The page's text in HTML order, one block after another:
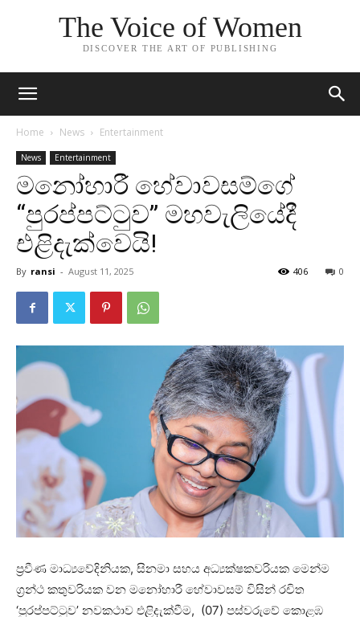
The Voice of Women
DISCOVER THE ART OF PUBLISHING
Home News Entertainment
News Entertainment
මනෝහාරී හේවාවසම්ගේ
“පුරප්පට්ටුව” මහවැලියේදී
එළිදැක්වෙයි!
By ransi - August 11, 2025 0
406
ප්‍රවීණ මාධ්‍යවේදිනියක, සිනමා සහය අධ්‍යක්ෂකවරියක මෙන්ම
ග්‍රන්ථ කතුවරියක වන මනෝහාරී හේවාවසම් විසින් රචිත
‘පුරප්පට්ටුව’ නවකථාව එළිදැක්වීම, (07) පස්වරුවේ කොළඹ